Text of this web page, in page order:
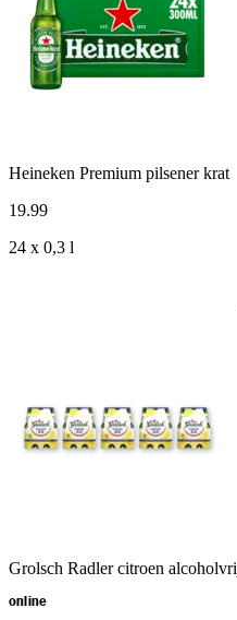
Heineken Premium pilsener krat
19.99
24 x 0,3 l
Grolsch Radler citroen
online